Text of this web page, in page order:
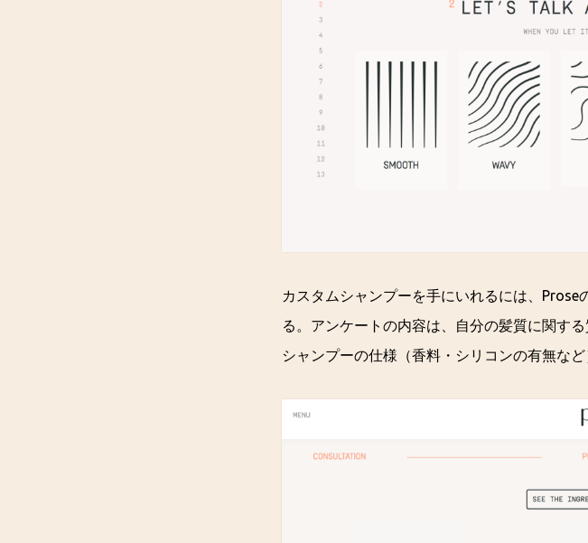
カスタムシャンプーを手にいれるには、Prose
る。アンケートの内容は、自分の髪質に関す
シャンプーの仕様（香料・シリコンの有無など